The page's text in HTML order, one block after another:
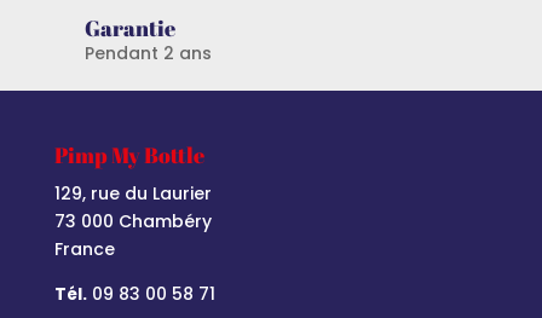
Garantie
Pendant 2 ans
Pimp My Bottle
129, rue du Laurier
73 000 Chambéry
France
Tél.09 83 00 58 71